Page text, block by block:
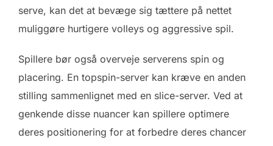
serve, kan det at bevæge sig tættere på nettet
muliggøre hurtigere volleys og aggressive spil.
Spillere bør også overveje serverens spin og
placering. En topspin-server kan kræve en anden
stilling sammenlignet med en slice-server. Ved at
genkende disse nuancer kan spillere optimere
deres positionering for at forbedre deres chancer